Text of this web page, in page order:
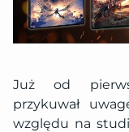
Już od
przykuwał
względu na